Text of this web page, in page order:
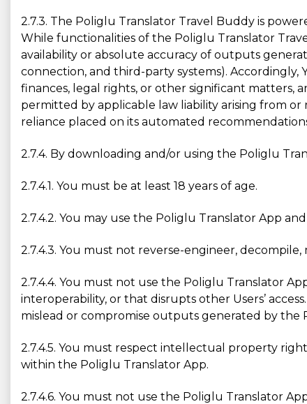
2.7.3. The Poliglu Translator Travel Buddy is
While functionalities of the Poliglu Translator
availability or absolute accuracy of outputs
connection, and third-party systems).
finances, legal rights, or other significant matters,
permitted by applicable law liability arising from
reliance placed on its automated
2.7.4. By downloading and/or using the Poliglu
2.7.4.1. You must be at least 18 years of age.
2.7.4.2. You may use the Poliglu Translator App
2.7.4.3. You must not reverse-engineer,
2.7.4.4. You must not use the Poliglu Translator
interoperability, or that disrupts other Users’
mislead or compromise outputs generated by the
2.7.4.5. You must respect intellectual property
within the Poliglu Translator App.
2.7.4.6. You must not use the Poliglu Translator